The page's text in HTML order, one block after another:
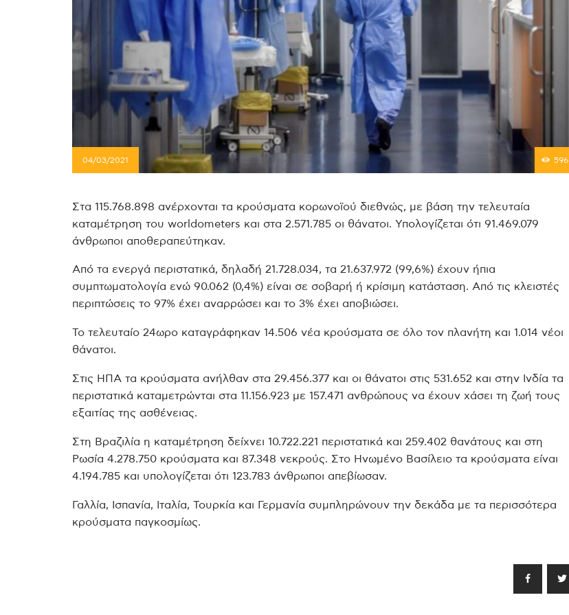
04/03/2021 596
Στα 115.768.898 ανέρχονται τα κρούσματα κορωνοϊού διεθνώς, με βάση την τελευταία
καταμέτρηση του worldometers και στα 2.571.785 οι θάνατοι. Υπολογίζεται ότι 91.469.079
άνθρωποι αποθεραπεύτηκαν.
Από τα ενεργά περιστατικά, δηλαδή 21.728.034, τα 21.637.972 (99,6%) έχουν ήπια
συμπτωματολογία ενώ 90.062 (0,4%) είναι σε σοβαρή ή κρίσιμη κατάσταση. Από τις κλειστές
περιπτώσεις το 97% έχει αναρρώσει και το 3% έχει αποβιώσει.
Το τελευταίο 24ωρο καταγράφηκαν 14.506 νέα κρούσματα σε όλο τον πλανήτη και 1.014 νέοι
θάνατοι.
Στις ΗΠΑ τα κρούσματα ανήλθαν στα 29.456.377 και οι θάνατοι στις 531.652 και στην Ινδία τα
περιστατικά καταμετρώνται στα 11.156.923 με 157.471 ανθρώπους να έχουν χάσει τη ζωή τους
εξαιτίας της ασθένειας.
Στη Βραζιλία η καταμέτρηση δείχνει 10.722.221 περιστατικά και 259.402 θανάτους και στη
Ρωσία 4.278.750 κρούσματα και 87.348 νεκρούς. Στο Ηνωμένο Βασίλειο τα κρούσματα είναι
4.194.785 και υπολογίζεται ότι 123.783 άνθρωποι απεβίωσαν.
Γαλλία, Ισπανία, Ιταλία, Τουρκία και Γερμανία συμπληρώνουν την δεκάδα με τα περισσότερα
κρούσματα παγκοσμίως.